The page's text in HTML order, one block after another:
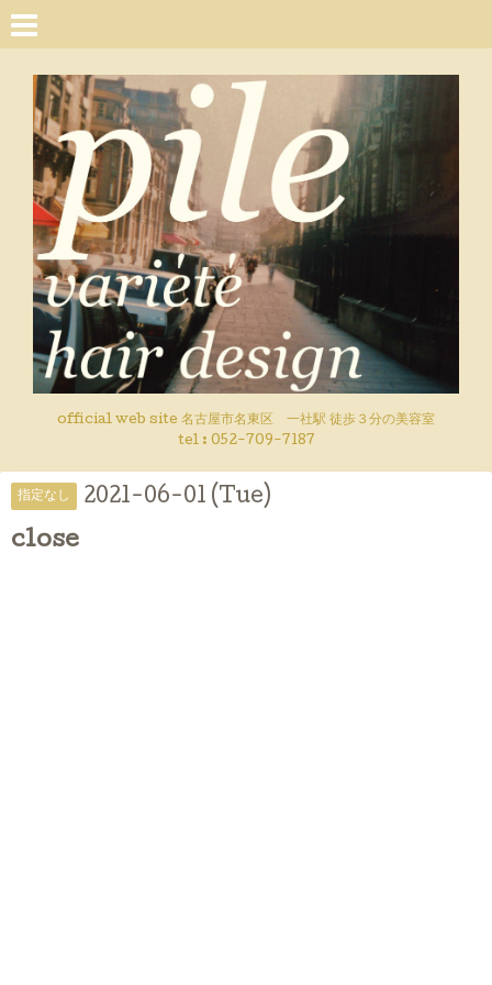
official web site 名古屋市名東区 一社駅 徒歩３分の美容室
tel : 052-709-7187
指定なし 2021-06-01 (Tue)
close